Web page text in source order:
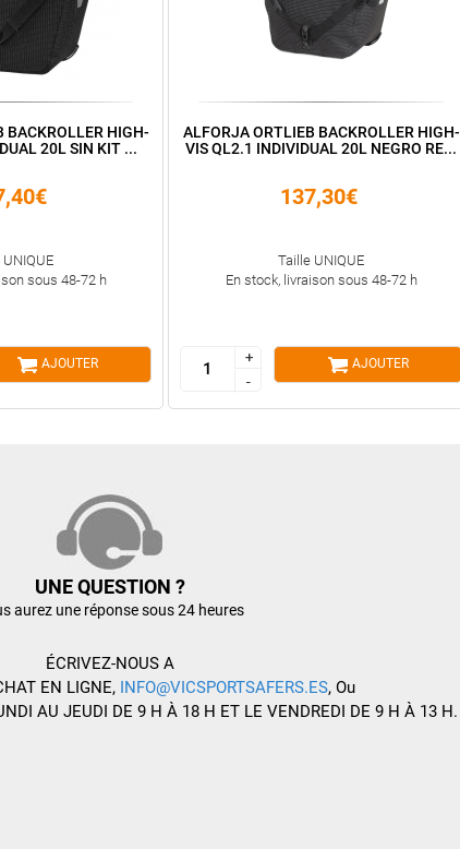
BACKROLLER HIGH-
20L SIN KIT ...
sous 48-72 h
AJOUTER
ALFORJA ORTLIEB BACKROLLER HIGH-
VIS QL2.1 INDIVIDUAL 20L NEGRO RE...
137,30€
Taille UNIQUE
En stock, livraison sous 48-72 h
+
-
+
-
AJOUTER
UNE QUESTION ?
aurez une réponse sous 24 heures
ÉCRIVEZ-NOUS A
EN LIGNE, INFO@VICSPORTSAFERS.ES, Ou
AU JEUDI DE 9 H À 18 H ET LE VENDREDI DE 9 H À 13 H.